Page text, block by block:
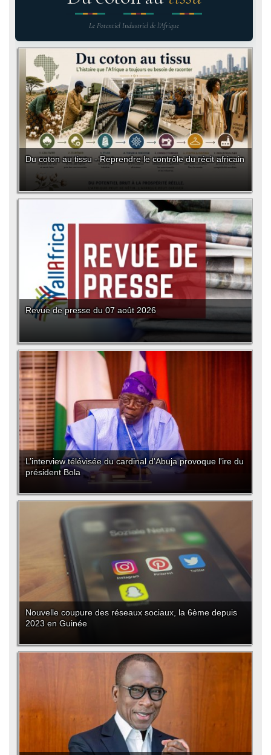
Le Potentiel Industriel de l'Afrique
Du coton au tissu - Reprendre le contrôle du récit africain
Revue de presse du 07 août 2026
L’interview télévisée du cardinal d'Abuja provoque l'ire du
président Bola
Nouvelle coupure des réseaux sociaux, la 6ème depuis
2023 en Guinée